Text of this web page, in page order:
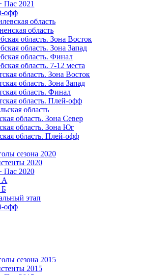
Пас 2021
офф
область
область
область. Зона Восток
область. Зона Запад
область. Финал
область. 7-12 места
область. Зона Восток
область. Зона Запад
область. Финал
область. Плей-офф
область
область. Зона Север
область. Зона Юг
область. Плей-офф
сезона 2020
2020
Пас 2020
А
Б
этап
офф
сезона 2015
2015